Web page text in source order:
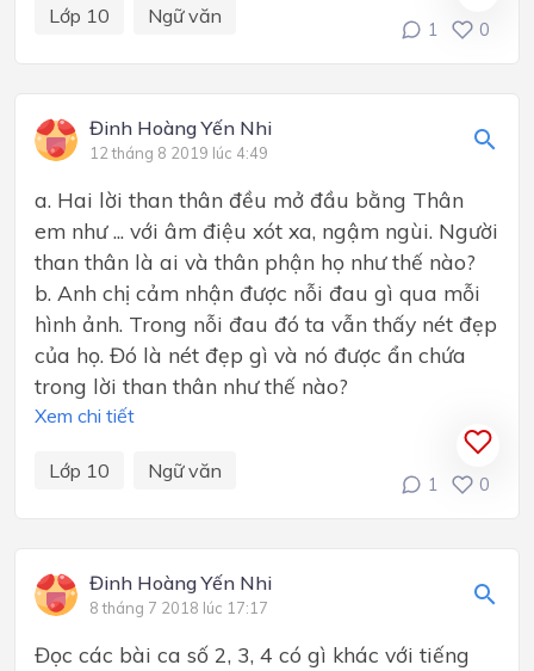
Lớp 10 Ngữ văn
1 0
Đinh Hoàng Yến Nhi
12 tháng 8 2019 lúc 4:49
a. Hai lời than thân đều mở đầu bằng Thân
em như ... với âm điệu xót xa, ngậm ngùi. Người
than thân là ai và thân phận họ như thế nào?
b. Anh chị cảm nhận được nỗi đau gì qua mỗi
hình ảnh. Trong nỗi đau đó ta vẫn thấy nét đẹp
của họ. Đó là nét đẹp gì và nó được ẩn chứa
trong lời than thân như thế nào?
Xem chi tiết
Lớp 10 Ngữ văn
1 0
Đinh Hoàng Yến Nhi
8 tháng 7 2018 lúc 17:17
Đọc các bài ca số 2, 3, 4 có gì khác với tiếng